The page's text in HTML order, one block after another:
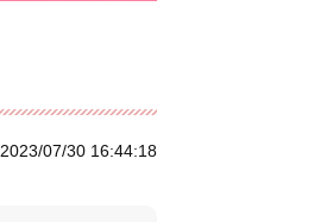
2023/07/30 16:44:18